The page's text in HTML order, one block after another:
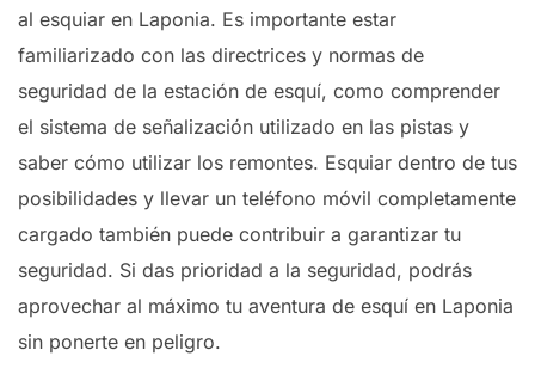
al esquiar en Laponia. Es importante estar
familiarizado con las directrices y normas de
seguridad de la estación de esquí, como comprender
el sistema de señalización utilizado en las pistas y
saber cómo utilizar los remontes. Esquiar dentro de tus
posibilidades y llevar un teléfono móvil completamente
cargado también puede contribuir a garantizar tu
seguridad. Si das prioridad a la seguridad, podrás
aprovechar al máximo tu aventura de esquí en Laponia
sin ponerte en peligro.